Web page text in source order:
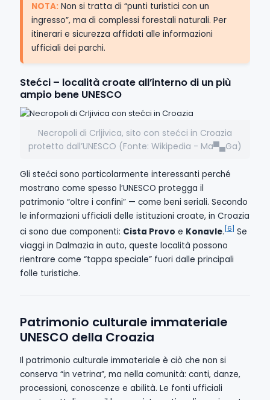
NOTA: Non si tratta di “punti turistici con un
ingresso”, ma di complessi forestali naturali. Per
itinerari e sicurezza affidati alle informazioni
ufficiali dei parchi.
Stećci – località croate all’interno di un più
ampio bene UNESCO
Necropoli di Crljivica, sito con stećci in Croazia
protetto dall’UNESCO (Fonte: Wikipedia - Ma▀▄Ga)
Gli stećci sono particolarmente interessanti perché
mostrano come spesso l’UNESCO protegga il
patrimonio “oltre i confini” — come beni seriali. Secondo
le informazioni ufficiali delle istituzioni croate, in Croazia
ci sono due componenti: Cista Provo e Konavle. [6] Se
viaggi in Dalmazia in auto, queste località possono
rientrare come “tappa speciale” fuori dalle principali
folle turistiche.
Patrimonio culturale immateriale
UNESCO della Croazia
Il patrimonio culturale immateriale è ciò che non si
conserva “in vetrina”, ma nella comunità: canti, danze,
processioni, conoscenze e abilità. Le fonti ufficiali